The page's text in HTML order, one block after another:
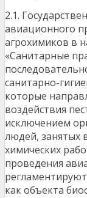
2.1.
авиационного
агрохимиков в
«Санитарные
санитарно-
которые
воздействия
исключением
людей, занятых
химических
проведения
как объекта